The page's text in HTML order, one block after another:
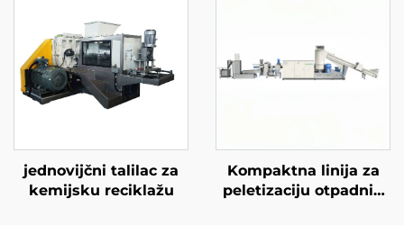
jednovijčni talilac za
kemijsku reciklažu
Kompaktna linija za
peletizaciju otpadnih